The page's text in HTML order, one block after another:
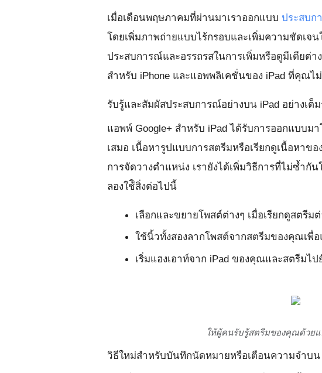
เมื่อเดือนพฤษภาคมที่ผ่านมาเราออกแบบ ประสบก
โดยเพิ่มภาพถ่ายแบบไร้กรอบและเพิ่มความชัดเจน
ประสบการณ์และอรรถรสในการเพิ่มหรือดูมีเดียต่า
สำหรับ iPhone และแอพพลิเคชั่นของ iPad ที่คุณไ
รับรู้และสัมผัสประสบการณ์อย่างบน iPad อย่างเต็
แอพพ์ Google+ สำหรับ iPad ได้รับการออกแบบม
เสมอ เนื้อหารูปแบบการสตรีมหรือเรียกดูเนื้อหา
การจัดวางตำแหน่ง เรายังได้เพิ่มวิธีการที่ไม่ซ้ำ
ลองใช้ิสิ่งต่อไปนี้
เลือกและขยายโพสต์ต่างๆ เมื่อเรียกดูสตรี
ใช้นิ้วทั้งสองลากโพสต์จากสตรีมของคุณเพื่อ
เริ่มแฮงเอาท์จาก iPad ของคุณและสตรีมไ
ให้ผู้คนรับรู้สตรีมของคุณด้วย
วิธีใหม่สำหรับบันทึกนัดหมายหรือเตือนความจำบน